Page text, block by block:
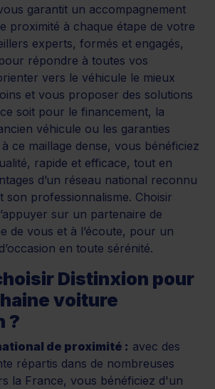
garantit un accompagnement
proximité à chaque étape de votre
experts, formés et engagés,
répondre à toutes vos
vers le véhicule le mieux
et vous proposer des solutions
soit pour le financement, la
véhicule ou les garanties
ce maillage dense, vous bénéficiez
rapide et efficace, tout en
d’un réseau national reconnu
son professionnalisme. Choisir
sur un partenaire de
de vous et à l’écoute, pour un
en toute sérénité.
Distinxion pour
voiture
?
de proximité : avec des
répartis dans de nombreuses
la France, vous bénéficiez d'un